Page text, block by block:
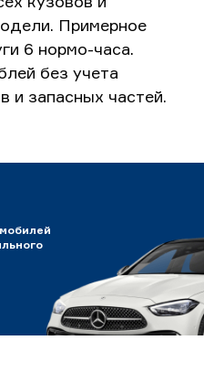
Примерное
6 нормо-часа.
без учета
и запасных частей.